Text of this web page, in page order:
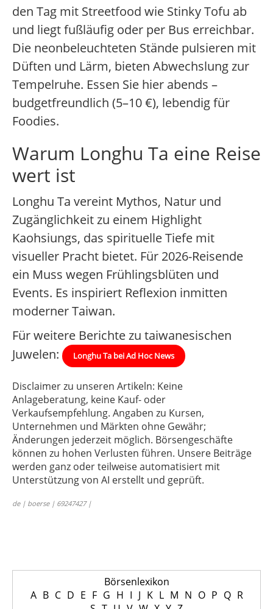
den Tag mit Streetfood wie Stinky Tofu ab
und liegt fußläufig oder per Bus erreichbar.
Die neonbeleuchteten Stände pulsieren mit
Düften und Lärm, bieten Abwechslung zur
Tempelruhe. Essen Sie hier abends –
budgetfreundlich (5–10 €), lebendig für
Foodies.
Warum Longhu Ta eine Reise
wert ist
Longhu Ta vereint Mythos, Natur und
Zugänglichkeit zu einem Highlight
Kaohsiungs, das spirituelle Tiefe mit
visueller Pracht bietet. Für 2026-Reisende
ein Muss wegen Frühlingsblüten und
Events. Es inspiriert Reflexion inmitten
moderner Taiwan.
Für weitere Berichte zu taiwanesischen
Juwelen:
Longhu Ta bei Ad Hoc News
Disclaimer zu unseren Artikeln: Keine
Anlageberatung, keine Kauf- oder
Verkaufsempfehlung. Angaben zu Kursen,
Unternehmen und Märkten ohne Gewähr;
Änderungen jederzeit möglich. Börsengeschäfte
können zu hohen Verlusten führen. Unsere Beiträge
werden ganz oder teilweise automatisiert mit
Unterstützung von AI erstellt und geprüft.
de | boerse | 69247427 |
Börsenlexikon
A B C D E F G H I J K L M N O P Q R